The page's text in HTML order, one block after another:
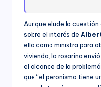
Aunque elude la
sobre el interés de
ella como ministra para
vivienda, la rosarina
el alcance de la
que “el peronismo tiene